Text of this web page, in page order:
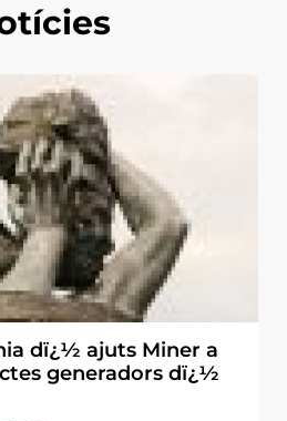
dï¿½ ajuts Miner a
generadors dï¿½